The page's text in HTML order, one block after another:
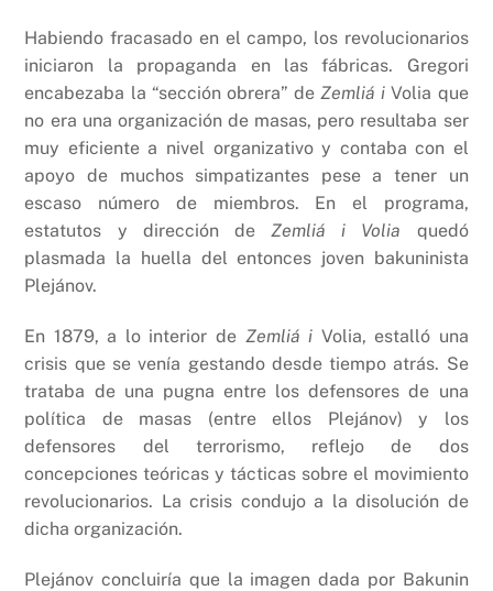
Habiendo fracasado en el campo, los revolucionarios
iniciaron la propaganda en las fábricas. Gregori
encabezaba la “sección obrera” deZemliá iVolia que
no era una organización de masas, pero resultaba ser
muy eficiente a nivel organizativo y contaba con el
apoyo de muchos simpatizantes pese a tener un
escaso número de miembros. En el programa,
estatutos y dirección deZemliá i Volia quedó
plasmada la huella del entonces joven bakuninista
Plejánov.
En 1879, a lo interior de Zemliá i Volia, estalló una
crisis que se venía gestando desde tiempo atrás. Se
trataba de una pugna entre los defensores de una
política de masas (entre ellos Plejánov) y los
defensores del terrorismo, reflejo de dos
concepciones teóricas y tácticas sobre el movimiento
revolucionarios. La crisis condujo a la disolución de
dicha organización.
Plejánov concluiría que la imagen dada por Bakunin